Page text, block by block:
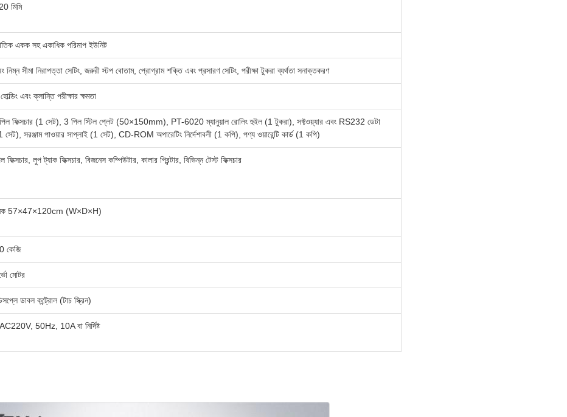
মিমি
একক সহ একাধিক পরিমাপ ইউনিট
নিম্ন সীমা নিরাপত্তা সেটিং, জরুরী স্টপ বোতাম, প্রোগ্রাম শক্তি এবং প্রসারণ সেটিং, পরীক্ষা টুকরা ব্যর্থতা সনাক্তকরণ
এবং ক্লান্তি পরীক্ষার ক্ষমতা
ফিক্সচার (1 সেট), 3 পিল স্টিল প্লেট (50×150mm), PT-6020 ম্যানুয়াল রোলিং হুইল (1 টুকরা), সফ্টওয়্যার এবং RS232 ডেটা
সেট), সরঞ্জাম পাওয়ার সাপ্লাই (1 সেট), CD-ROM অপারেটিং নির্দেশাবলী (1 কপি), পণ্য ওয়ারেন্টি কার্ড (1 কপি)
ফিক্সচার, লুপ ট্যাক ফিক্সচার, বিজনেস কম্পিউটার, কালার প্রিন্টার, বিভিন্ন টেস্ট ফিক্সচার
57×47×120cm (W×D×H)
কেজি
মোটর
ডাবল কন্ট্রোল (টাচ স্ক্রিন)
50Hz, 10A বা নির্দিষ্ট